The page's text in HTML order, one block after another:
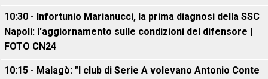
10:30 - Infortunio Marianucci, la prima diagnosi della SSC
Napoli: l'aggiornamento sulle condizioni del difensore |
FOTO CN24
10:15 - Malagò: "I club di Serie A volevano Antonio Conte